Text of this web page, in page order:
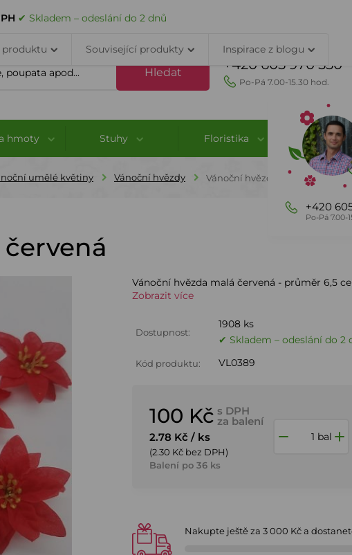
DOPRAVA A PLATBA
Hledat +420 605 970 550
Po-Pá 7.00-15.30 hod.
hmoty Stuhy Floristika Dle
umělé květiny Vánoční hvězdy Vánoční hvězda malá červená
Vánoční hvězda malá červená - průměr 6,5
Zobrazit více
Dostupnost:
1908 ks
✔ Skladem – odeslání do 2
Kód produktu: VL0389
100 Kč s DPH
za balení
2.78 Kč / ks
(2.30 Kč bez DPH)
Balení po 36 ks
bal
Nakupte ještě za 3 000 Kča
✔ Skladem – odeslání do 2 dnů
produktu Související produkty Inspirace z blogu
+420
Po-Pá 7.00-